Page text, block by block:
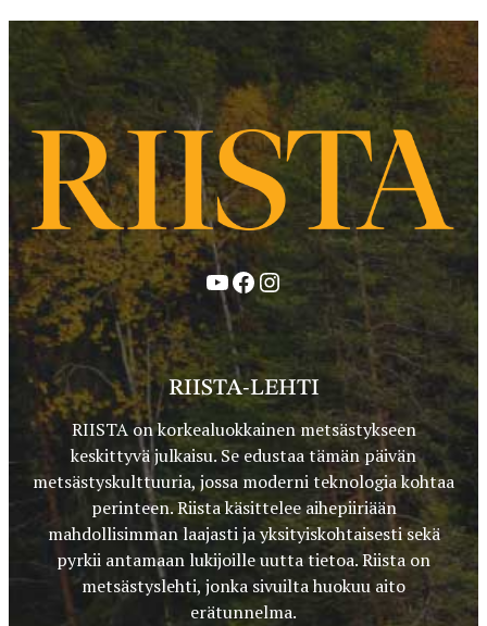
YouTube
Facebook
Instagram
RIISTA-LEHTI
RIISTA on korkealuokkainen metsästykseen
keskittyvä julkaisu. Se edustaa tämän päivän
metsästyskulttuuria, jossa moderni teknologia kohtaa
perinteen. Riista käsittelee aihepiiriään
mahdollisimman laajasti ja yksityiskohtaisesti sekä
pyrkii antamaan lukijoille uutta tietoa. Riista on
metsästyslehti, jonka sivuilta huokuu aito
erätunnelma.